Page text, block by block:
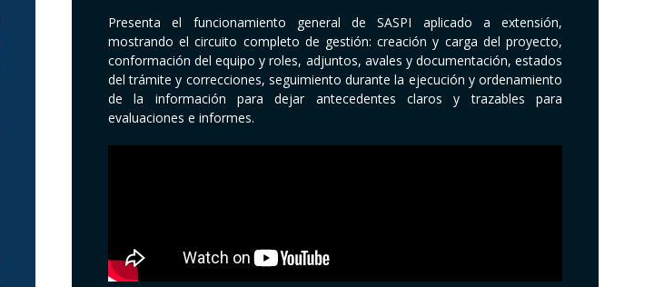
Presenta el funcionamiento general de SASPI aplicado a extensión,
mostrando el circuito completo de gestión: creación y carga del proyecto,
conformación del equipo y roles, adjuntos, avales y documentación, estados
del trámite y correcciones, seguimiento durante la ejecución y ordenamiento
de la información para dejar antecedentes claros y trazables para
evaluaciones e informes.